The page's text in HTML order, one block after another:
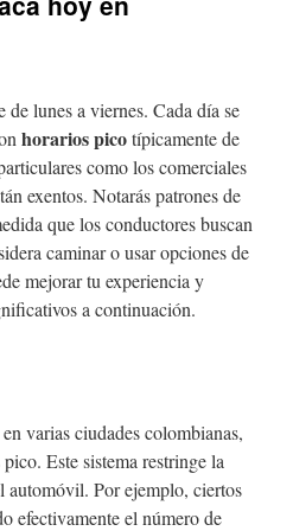
de lunes a viernes. Cada día se
horarios picotípicamente de
como los comerciales
exentos. Notarás patrones de
que los conductores buscan
caminar o usar opciones de
mejorar tu experiencia y
a continuación.
varias ciudades colombianas,
Este sistema restringe la
Por ejemplo, ciertos
efectivamente el número de